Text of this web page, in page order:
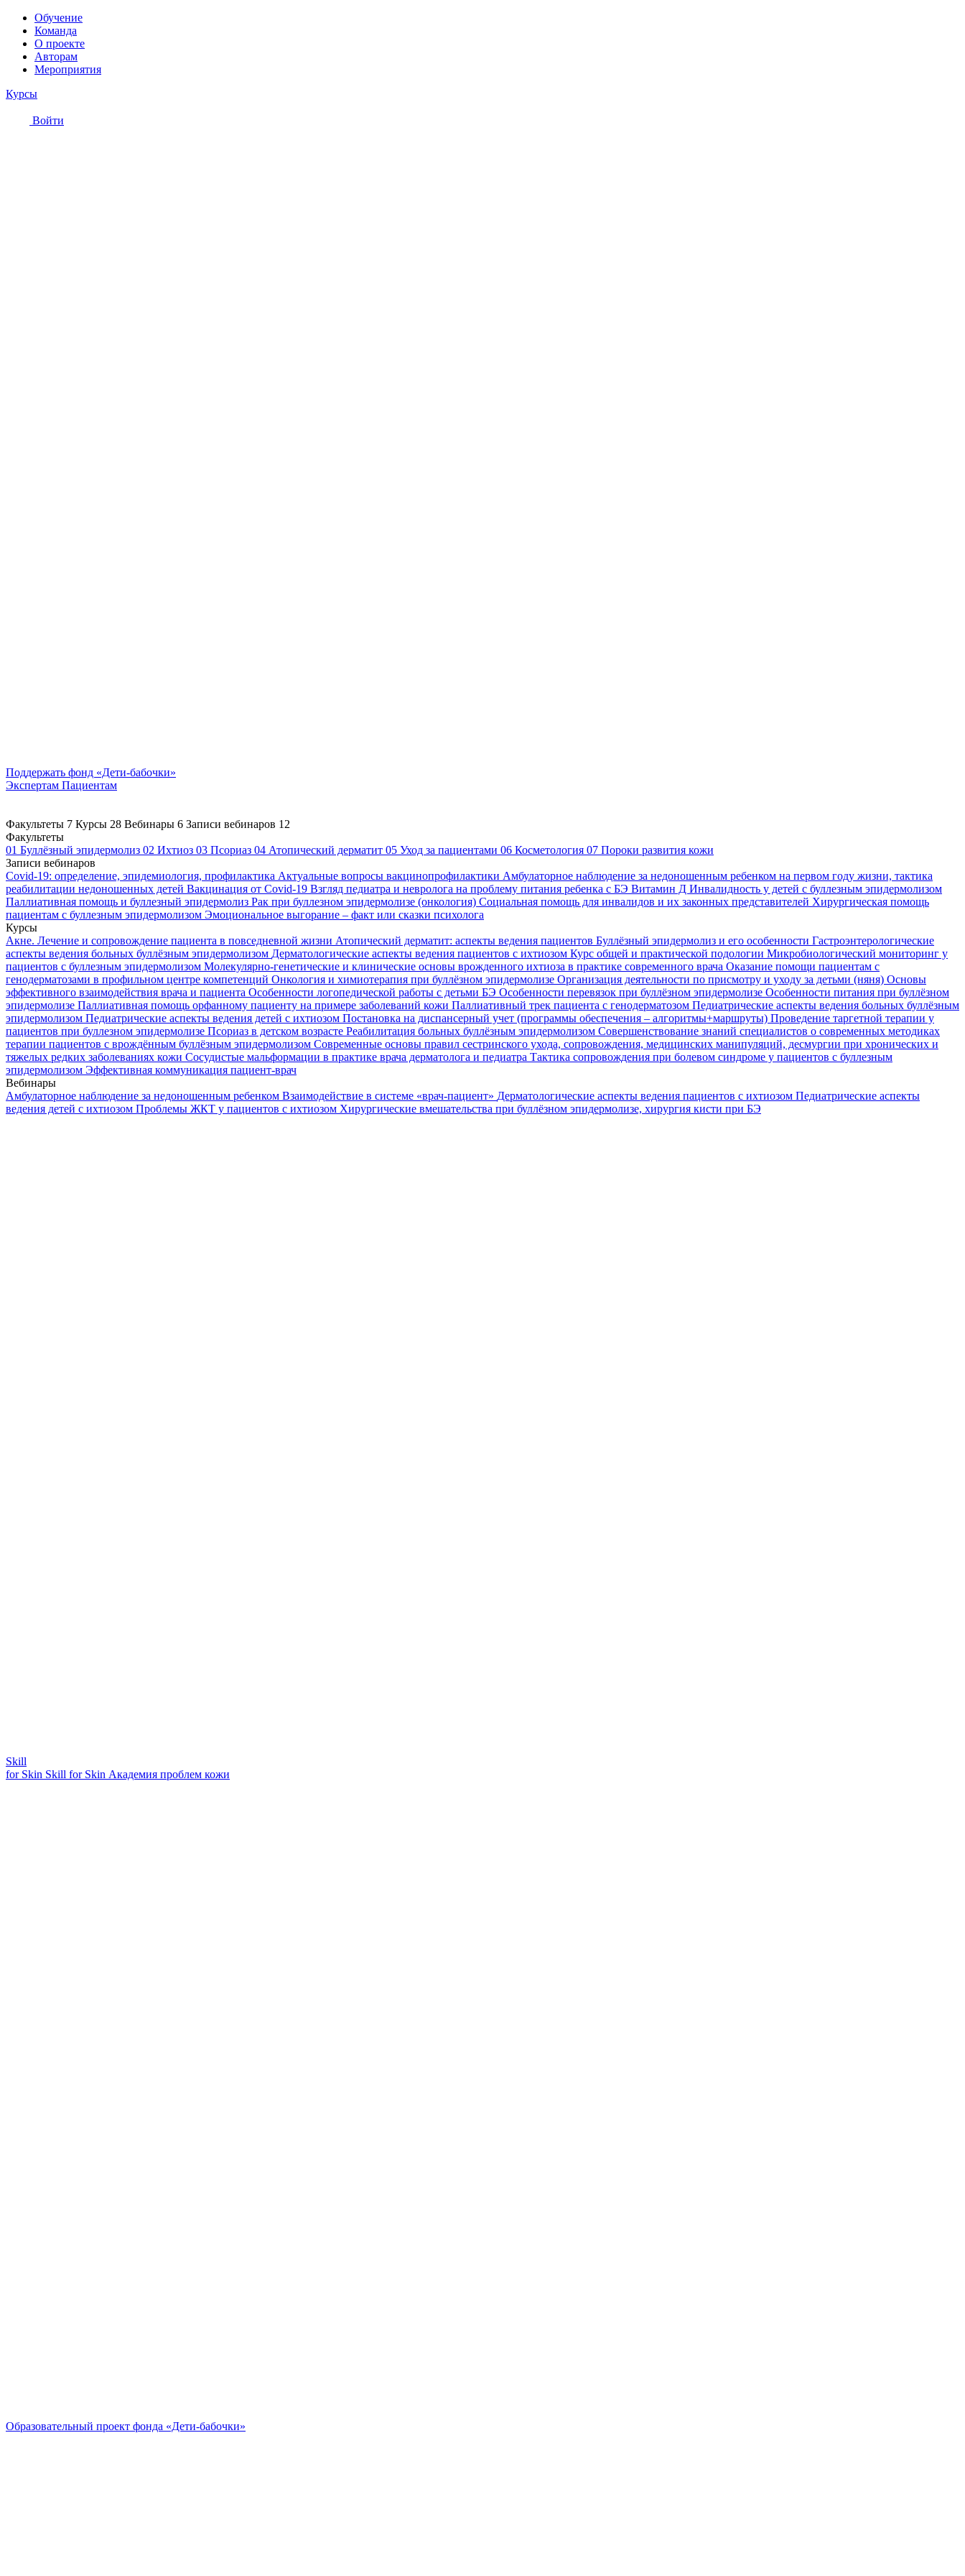
Обучение
Команда
О проекте
Авторам
Мероприятия
Курсы
Войти
Поддержать фонд «Дети-бабочки»
Экспертам Пациентам
Факультеты 7 Курсы 28 Вебинары 6 Записи вебинаров 12
Факультеты
01 Буллёзный эпидермолиз 02 Ихтиоз 03 Псориаз 04 Атопический дерматит 05 Уход за пациентами 06 Косметология 07 Пороки развития кожи
Записи вебинаров
Covid-19: определение, эпидемиология, профилактика Актуальные вопросы вакцинопрофилактики Амбулаторное наблюдение за недоношенным ребенком на первом году жизни, тактика
реабилитации недоношенных детей Вакцинация от Covid-19 Взгляд педиатра и невролога на проблему питания ребенка с БЭ Витамин Д Инвалидность у детей с буллезным эпидермолизом
Паллиативная помощь и буллезный эпидермолиз Рак при буллезном эпидермолизе (онкология) Социальная помощь для инвалидов и их законных представителей Хирургическая помощь
пациентам с буллезным эпидермолизом Эмоциональное выгорание – факт или сказки психолога
Курсы
Акне. Лечение и сопровождение пациента в повседневной жизни Атопический дерматит: аспекты ведения пациентов Буллёзный эпидермолиз и его особенности Гастроэнтерологические
аспекты ведения больных буллёзным эпидермолизом Дерматологические аспекты ведения пациентов с ихтиозом Курс общей и практической подологии Микробиологический мониторинг у
пациентов с буллезным эпидермолизом Молекулярно-генетические и клинические основы врожденного ихтиоза в практике современного врача Оказание помощи пациентам с
генодерматозами в профильном центре компетенций Онкология и химиотерапия при буллёзном эпидермолизе Организация деятельности по присмотру и уходу за детьми (няня) Основы
эффективного взаимодействия врача и пациента Особенности логопедической работы с детьми БЭ Особенности перевязок при буллёзном эпидермолизе Особенности питания при буллёзном
эпидермолизе Паллиативная помощь орфанному пациенту на примере заболеваний кожи Паллиативный трек пациента с генодерматозом Педиатрические аспекты ведения больных буллёзным
эпидермолизом Педиатрические аспекты ведения детей с ихтиозом Постановка на диспансерный учет (программы обеспечения – алгоритмы+маршруты) Проведение таргетной терапии у
пациентов при буллезном эпидермолизе Псориаз в детском возрасте Реабилитация больных буллёзным эпидермолизом Совершенствование знаний специалистов о современных методиках
терапии пациентов с врождённым буллёзным эпидермолизом Современные основы правил сестринского ухода, сопровождения, медицинских манипуляций, десмургии при хронических и
тяжелых редких заболеваниях кожи Сосудистые мальформации в практике врача дерматолога и педиатра Тактика сопровождения при болевом синдроме у пациентов с буллезным
эпидермолизом Эффективная коммуникация пациент-врач
Вебинары
Амбулаторное наблюдение за недоношенным ребенком Взаимодействие в системе «врач-пациент» Дерматологические аспекты ведения пациентов с ихтиозом Педиатрические аспекты
ведения детей с ихтиозом Проблемы ЖКТ у пациентов с ихтиозом Хирургические вмешательства при буллёзном эпидермолизе, хирургия кисти при БЭ
Skill
for Skin Skill for Skin Академия проблем кожи
Образовательный проект фонда «Дети-бабочки»